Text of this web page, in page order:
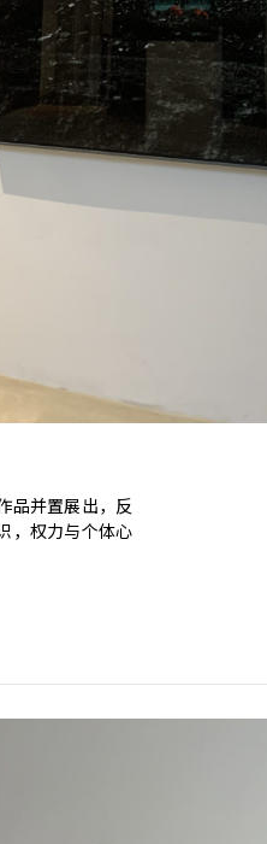
品并置展出，反
，权力与个体心